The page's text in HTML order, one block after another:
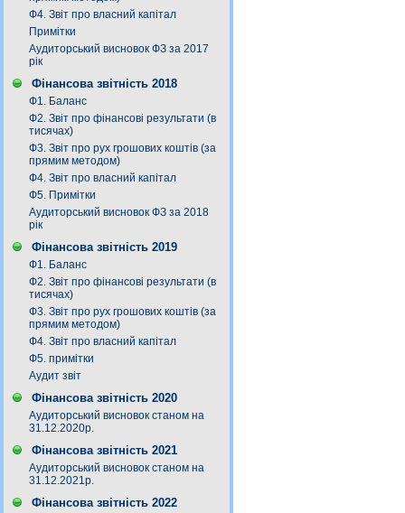
Ф4. Звіт про власний капітал
Примітки
Аудиторський висновок ФЗ за 2017
рік
Фінансова звітність 2018
Ф1. Баланс
Ф2. Звіт про фінансові результати (в
тисячах)
Ф3. Звiт про рух грошових коштiв (за
прямим методом)
Ф4. Звіт про власний капітал
Ф5. Примітки
Аудиторський висновок ФЗ за 2018
рік
Фінансова звітність 2019
Ф1. Баланс
Ф2. Звіт про фінансові результати (в
тисячах)
Ф3. Звiт про рух грошових коштiв (за
прямим методом)
Ф4. Звіт про власний капітал
Ф5. примітки
Аудит звіт
Фінансова звітність 2020
Аудиторський висновок станом на
31.12.2020р.
Фінансова звітність 2021
Аудиторський висновок станом на
31.12.2021р.
Фінансова звітність 2022